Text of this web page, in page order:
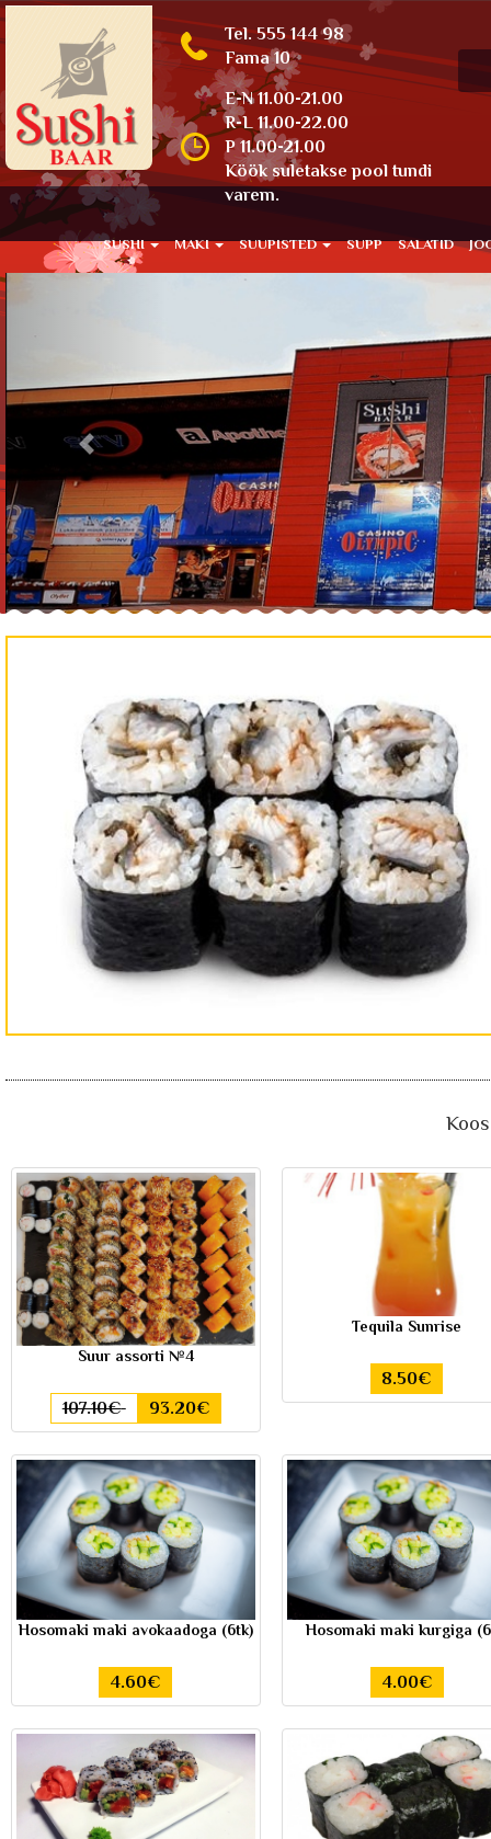
Tel. 555 144 98
Fama 10
E-N 11.00-21.00
R-L 11.00-22.00
P 11.00-21.00
Köök suletakse pool tundi
varem.
SUSHI MAKI SUUPISTED SUPP SALATID
Suur assorti №4
107.10€ 93.20€
Tequila Sunrise
8.50€
Hosomaki maki avokaadoga (6tk)
4.60€
Hosomaki maki kurgiga
4.00€